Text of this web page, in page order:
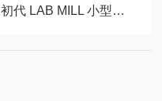
DAICHEM 大阪化学 OML-1（初代 LAB MILL 小型粉碎机）完整产品详情